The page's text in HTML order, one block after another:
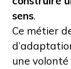
sens.
Ce métier
une